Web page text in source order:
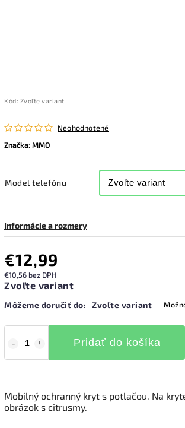
Kód: Zvoľte variant
Neohodnotené
Značka:MMO
Model telefónu
Informácie a rozmery
€12,99
€10,56 bez DPH
Zvoľte variant
Môžeme doručiť do: Zvoľte variant
Pridať do košíka
Mobilný ochranný kryt s potlačou. Na
obrázok s citrusmy.